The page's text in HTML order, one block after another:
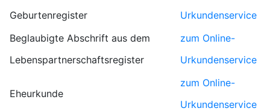
Geburtenregister
Urkundenservice
Beglaubigte Abschrift aus dem
Lebenspartnerschaftsregister
zum Online-
Urkundenservice
Eheurkunde
zum Online-
Urkundenservice